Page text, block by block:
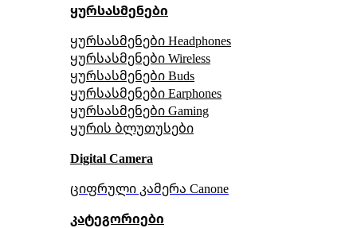
ყურსასმენები
ყურსასმენები Headphones
ყურსასმენები Wireless
ყურსასმენები Buds
ყურსასმენები Earphones
ყურსასმენები Gaming
ყურის ბლუთუსები
Digital Camera
ციფრული კამერა Сanone
კატეგორიები